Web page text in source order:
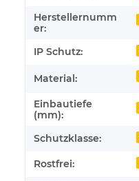
Herstellernumm
er:
IP Schutz:
Material:
Einbautiefe
(mm):
Schutzklasse:
Rostfrei: